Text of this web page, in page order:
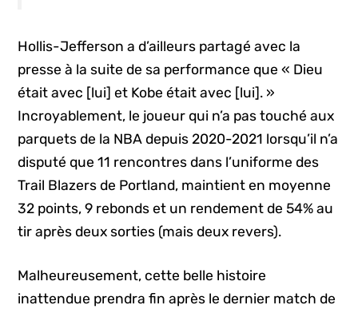
Hollis-Jefferson a d’ailleurs partagé avec la
presse à la suite de sa performance que « Dieu
était avec [lui] et Kobe était avec [lui]. »
Incroyablement, le joueur qui n’a pas touché aux
parquets de la NBA depuis 2020-2021 lorsqu’il n’a
disputé que 11 rencontres dans l’uniforme des
Trail Blazers de Portland, maintient en moyenne
32 points, 9 rebonds et un rendement de 54% au
tir après deux sorties (mais deux revers).
Malheureusement, cette belle histoire
inattendue prendra fin après le dernier match de